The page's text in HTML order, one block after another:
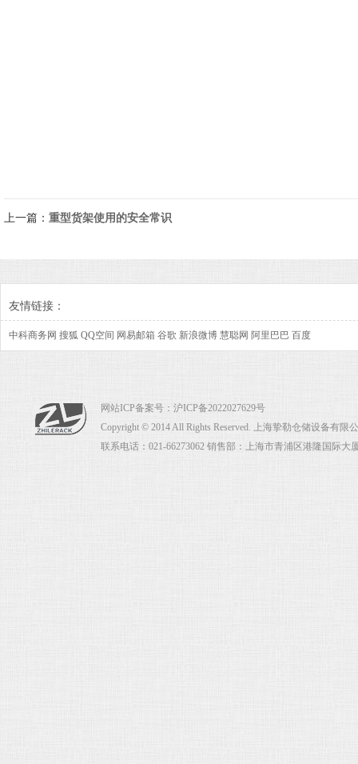
上一篇： 重型货架使用的安全常识
友情链接：
中科商务网 搜狐 QQ空间 网易邮箱 谷歌 新浪微博 慧聪网 阿里巴巴 百度
网站ICP备案号： 沪ICP备2022027629号
Copyright © 2014 All Rights Reserved. 上海挚勒仓储设备有限
联系电话：021-66273062 销售部：上海市青浦区港隆国际